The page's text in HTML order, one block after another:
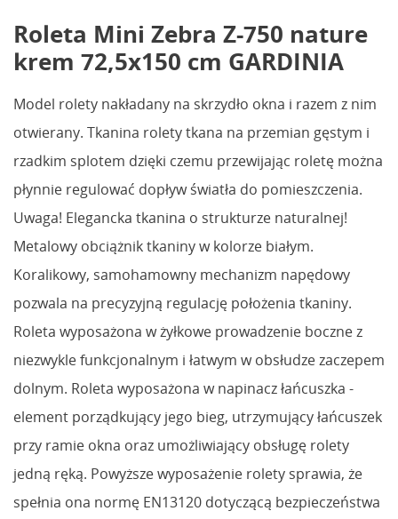
Roleta Mini Zebra Z-750 nature
krem 72,5x150 cm GARDINIA
Model rolety nakładany na skrzydło okna i razem z nim
otwierany. Tkanina rolety tkana na przemian gęstym i
rzadkim splotem dzięki czemu przewijając roletę można
płynnie regulować dopływ światła do pomieszczenia.
Uwaga! Elegancka tkanina o strukturze naturalnej!
Metalowy obciążnik tkaniny w kolorze białym.
Koralikowy, samohamowny mechanizm napędowy
pozwala na precyzyjną regulację położenia tkaniny.
Roleta wyposażona w żyłkowe prowadzenie boczne z
niezwykle funkcjonalnym i łatwym w obsłudze zaczepem
dolnym. Roleta wyposażona w napinacz łańcuszka -
element porządkujący jego bieg, utrzymujący łańcuszek
przy ramie okna oraz umożliwiający obsługę rolety
jedną ręką. Powyższe wyposażenie rolety sprawia, że
spełnia ona normę EN13120 dotyczącą bezpieczeństwa